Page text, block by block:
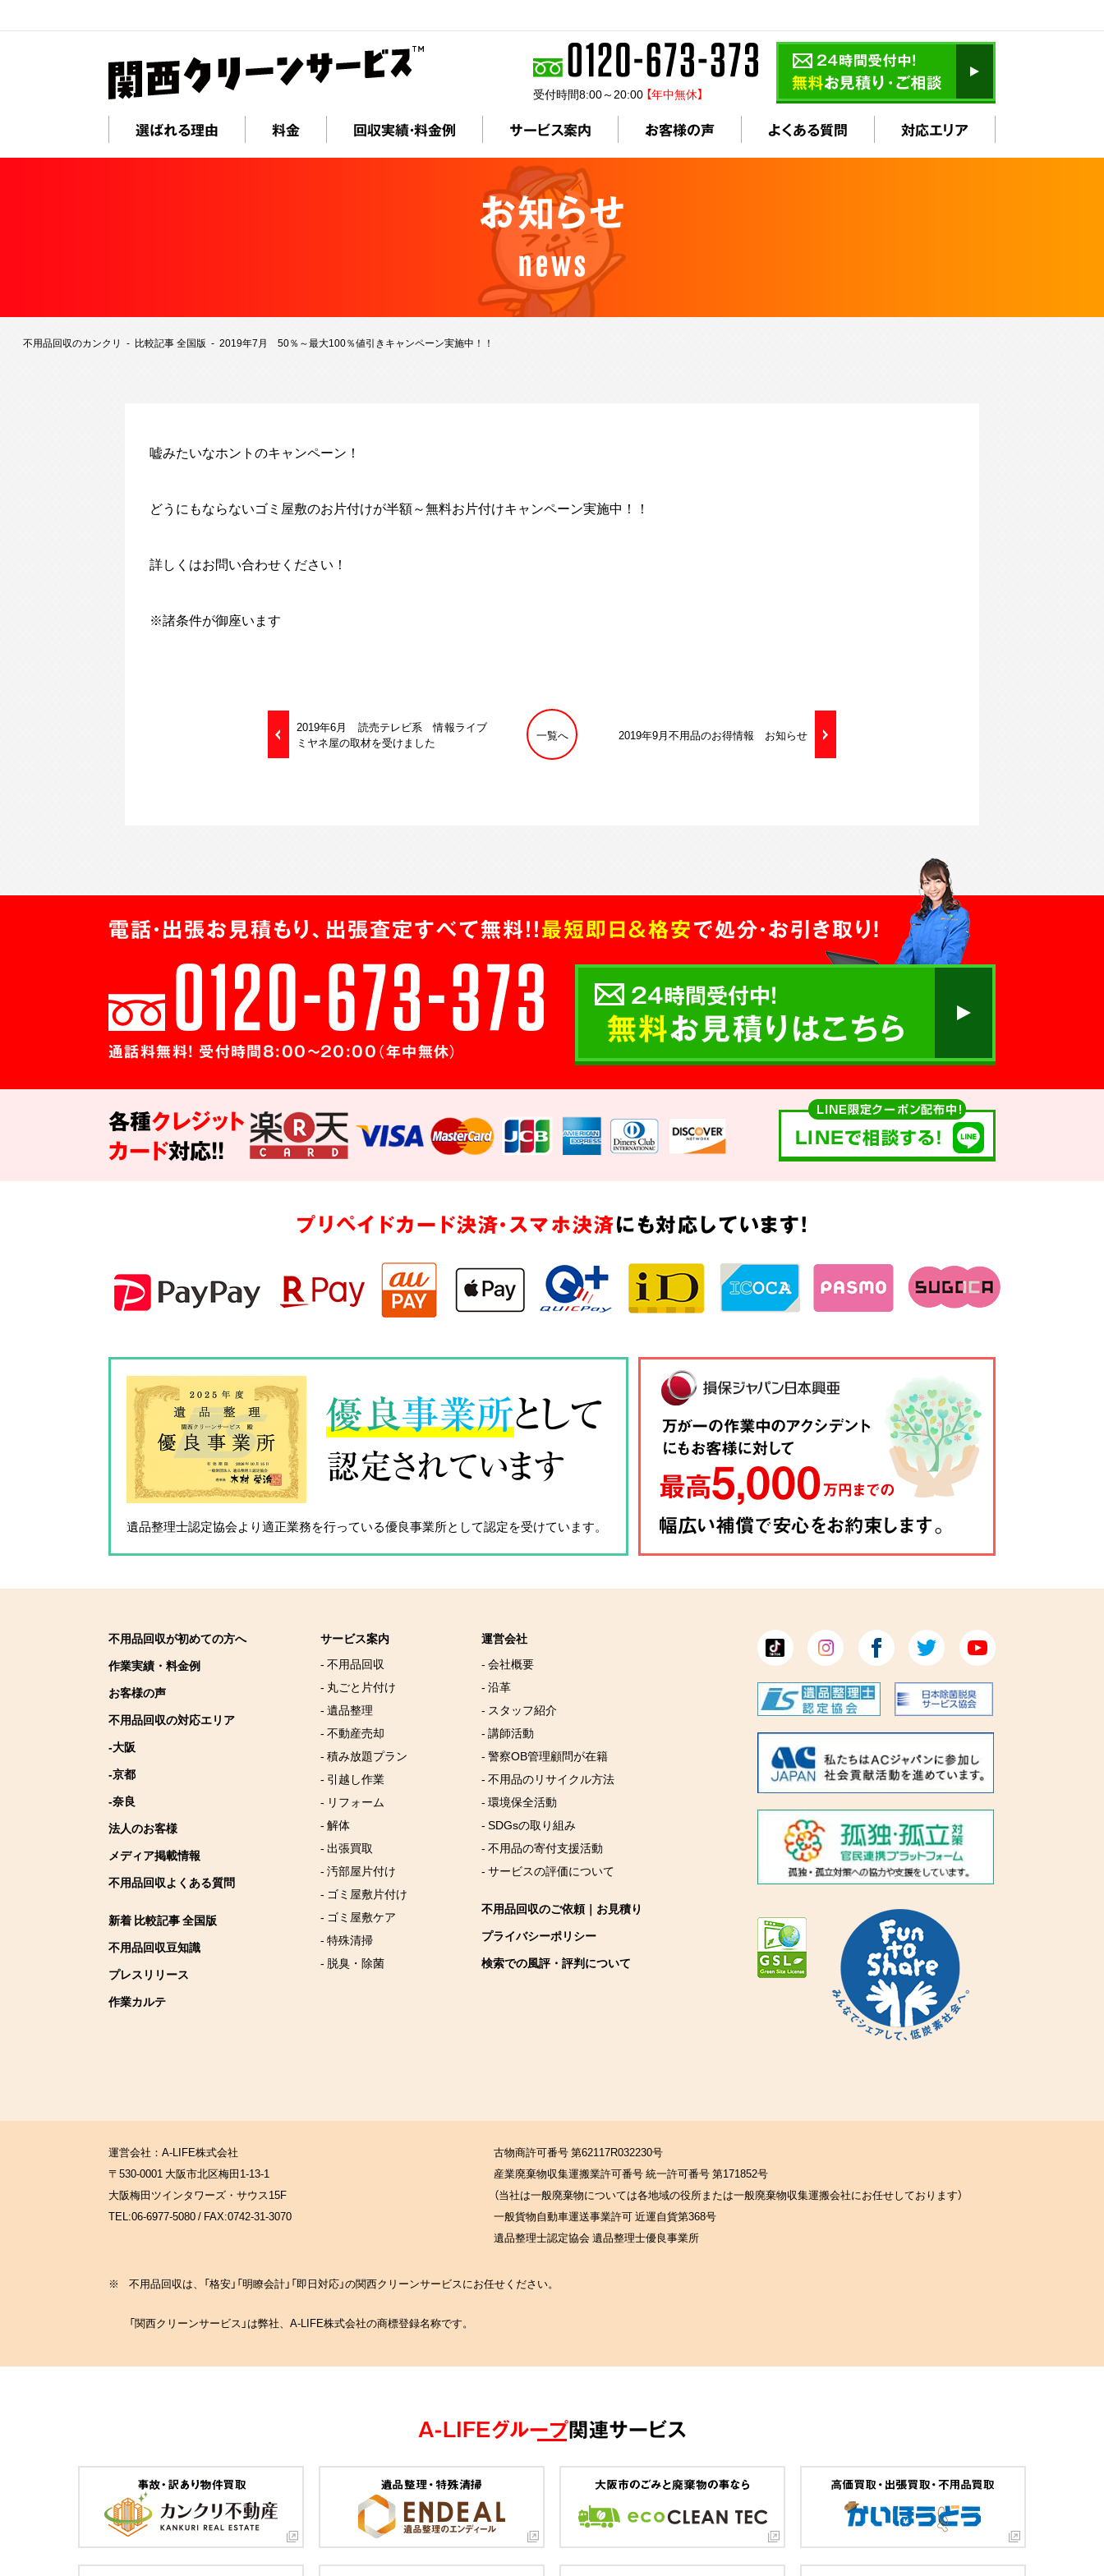
受付時間8:00～20:00 【年中無休】
選ばれる理由 料金 回収実績・料金例 サービス案内 お客様の声 よくある質問 対応エリア
お知らせ
news
不用品回収のカンクリ 比較記事 全国版 2019年7月 50％～最大100％値引きキャンペーン実施中！！
嘘みたいなホントのキャンペーン！
どうにもならないゴミ屋敷のお片付けが半額～無料お片付けキャンペーン実施中！！
詳しくはお問い合わせください！
※諸条件が御座います
2019年6月 読売テレビ系 情報ライブ
ミヤネ屋の取材を受けました
一覧へ 2019年9月不用品のお得情報 お知らせ
電話・出張お見積もり、出張査定すべて無料!!最短即日＆格安で処分・お引き取り！
通話料無料! 受付時間8:00～20:00（年中無休）
24時間受付中!
無料お見積りはこちら
各種クレジット
カード対応!!
LINE限定クーポン配布中！
LINEで相談する!
プリペイドカード決済・スマホ決済にも対応しています!
優良事業所として
認定されています
遺品整理士認定協会より適正業務を行っている優良事業所として認定を受けています。
不用品回収が初めての方へ
作業実績・料金例
お客様の声
不用品回収の対応エリア
-大阪
-京都
-奈良
法人のお客様
メディア掲載情報
不用品回収よくある質問
新着 比較記事 全国版
不用品回収豆知識
プレスリリース
作業カルテ
サービス案内
- 不用品回収
- 丸ごと片付け
- 遺品整理
- 不動産売却
- 積み放題プラン
- 引越し作業
- リフォーム
- 解体
- 出張買取
- 汚部屋片付け
- ゴミ屋敷片付け
- ゴミ屋敷ケア
- 特殊清掃
- 脱臭・除菌
運営会社
- 会社概要
- 沿革
- スタッフ紹介
- 講師活動
- 警察OB管理顧問が在籍
- 不用品のリサイクル方法
- 環境保全活動
- SDGsの取り組み
- 不用品の寄付支援活動
- サービスの評価について
不用品回収のご依頼｜お見積り
プライバシーポリシー
検索での風評・評判について
運営会社：A-LIFE株式会社
〒530-0001 大阪市北区梅田1-13-1
大阪梅田ツインタワーズ・サウス15F
TEL:06-6977-5080 / FAX:0742-31-3070
古物商許可番号 第62117R032230号
産業廃棄物収集運搬業許可番号 統一許可番号 第171852号
（当社は一般廃棄物については各地域の役所または一般廃棄物収集運搬会社にお任せしております）
一般貨物自動車運送事業許可 近運自貨第368号
遺品整理士認定協会 遺品整理士優良事業所
※ 不用品回収は、「格安」「明瞭会計」「即日対応」の関西クリーンサービスにお任せください。
「関西クリーンサービス」は弊社、A-LIFE株式会社の商標登録名称です。
A-LIFEグループ関連サービス